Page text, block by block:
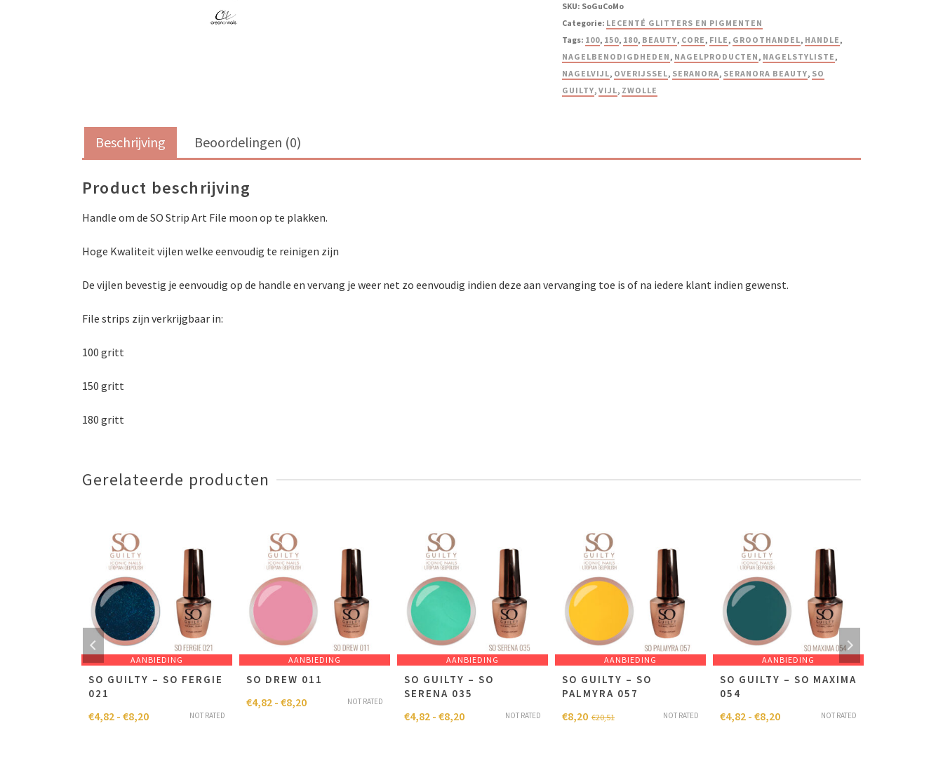
SKU: SoGuCoMo
Categorie: LECENTÉ GLITTERS EN PIGMENTEN
Tags: 100, 150, 180, BEAUTY, CORE, FILE, GROOTHANDEL, HANDLE,
NAGELBENODIGDHEDEN, NAGELPRODUCTEN, NAGELSTYLISTE,
NAGELVIJL, OVERIJSSEL, SERANORA, SERANORA BEAUTY, SO
GUILTY, VIJL, ZWOLLE
Beschrijving Beoordelingen (0)
Product beschrijving
Handle om de SO Strip Art File moon op te plakken.
Hoge Kwaliteit vijlen welke eenvoudig te reinigen zijn
De vijlen bevestig je eenvoudig op de handle en vervang je weer net zo eenvoudig indien deze aan vervanging toe is of na iedere klant indien gewenst.
File strips zijn verkrijgbaar in:
100 gritt
150 gritt
180 gritt
Gerelateerde producten
AANBIEDING
SO GUILTY – SO FERGIE
021
NOT RATED
€4,82 - €8,20
AANBIEDING
SO DREW 011
NOT RATED
€4,82 - €8,20
AANBIEDING
SO GUILTY – SO
SERENA 035
NOT RATED
€4,82 - €8,20
AANBIEDING
SO GUILTY – SO
PALMYRA 057
NOT RATED
€20,51
€8,20
AANBIEDING
SO GUILTY – SO MAXIMA
054
NOT RATED
€4,82 - €8,20